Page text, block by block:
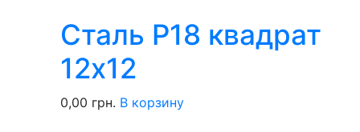
Сталь Р18 квадрат
12х12
0,00 грн. В корзину